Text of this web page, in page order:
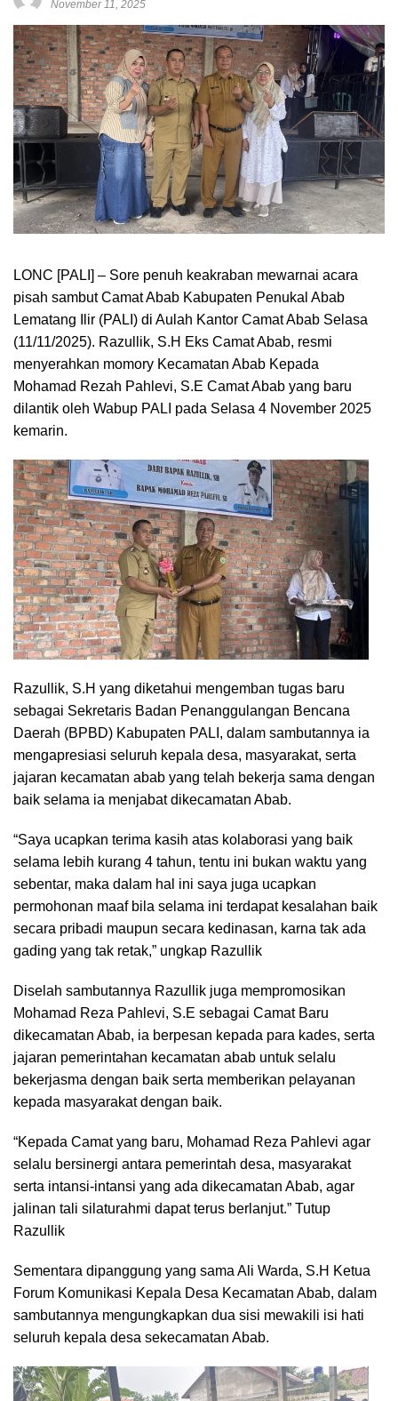
November 11, 2025
LONC [PALI] – Sore penuh keakraban mewarnai acara
pisah sambut Camat Abab Kabupaten Penukal Abab
Lematang Ilir (PALI) di Aulah Kantor Camat Abab Selasa
(11/11/2025). Razullik, S.H Eks Camat Abab, resmi
menyerahkan momory Kecamatan Abab Kepada
Mohamad Rezah Pahlevi, S.E Camat Abab yang baru
dilantik oleh Wabup PALI pada Selasa 4 November 2025
kemarin.
Razullik, S.H yang diketahui mengemban tugas baru
sebagai Sekretaris Badan Penanggulangan Bencana
Daerah (BPBD) Kabupaten PALI, dalam sambutannya ia
mengapresiasi seluruh kepala desa, masyarakat, serta
jajaran kecamatan abab yang telah bekerja sama dengan
baik selama ia menjabat dikecamatan Abab.
“Saya ucapkan terima kasih atas kolaborasi yang baik
selama lebih kurang 4 tahun, tentu ini bukan waktu yang
sebentar, maka dalam hal ini saya juga ucapkan
permohonan maaf bila selama ini terdapat kesalahan baik
secara pribadi maupun secara kedinasan, karna tak ada
gading yang tak retak,” ungkap Razullik
Diselah sambutannya Razullik juga mempromosikan
Mohamad Reza Pahlevi, S.E sebagai Camat Baru
dikecamatan Abab, ia berpesan kepada para kades, serta
jajaran pemerintahan kecamatan abab untuk selalu
bekerjasma dengan baik serta memberikan pelayanan
kepada masyarakat dengan baik.
“Kepada Camat yang baru, Mohamad Reza Pahlevi agar
selalu bersinergi antara pemerintah desa, masyarakat
serta intansi-intansi yang ada dikecamatan Abab, agar
jalinan tali silaturahmi dapat terus berlanjut.” Tutup
Razullik
Sementara dipanggung yang sama Ali Warda, S.H Ketua
Forum Komunikasi Kepala Desa Kecamatan Abab, dalam
sambutannya mengungkapkan dua sisi mewakili isi hati
seluruh kepala desa sekecamatan Abab.